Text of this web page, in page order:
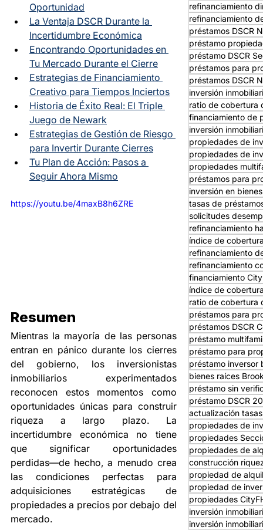
Oportunidad
La Ventaja DSCR Durante la
Incertidumbre Económica
Encontrando Oportunidades en
Tu Mercado Durante el Cierre
Estrategias de Financiamiento
Creativo para Tiempos Inciertos
Historia de Éxito Real: El Triple
Juego de Newark
Estrategias de Gestión de Riesgo
para Invertir Durante Cierres
Tu Plan de Acción: Pasos a
Seguir Ahora Mismo
https://youtu.be/4maxB8h6ZRE
Resumen
Mientras la mayoría de las personas
entran en pánico durante los cierres
del gobierno, los inversionistas
inmobiliarios experimentados
reconocen estos momentos como
oportunidades únicas para construir
riqueza a largo plazo. La
incertidumbre económica no tiene
que significar oportunidades
perdidas—de hecho, a menudo crea
las condiciones perfectas para
adquisiciones estratégicas de
propiedades a precios por debajo del
mercado.
refinanciamiento
refinanciamiento
préstamos DSCR
préstamo
préstamo DSCR
préstamos para
préstamos DSCR
inversión
ratio de cobertura
financiamiento de
inversión
propiedades de
propiedades de
propiedades
préstamos para
inversión en
tasas de
solicitudes
refinanciamiento
índice de
refinanciamiento
refinanciamiento
financiamiento
índice de
ratio de cobertura
préstamos para
préstamos DSCR
préstamo
préstamo para
préstamo inversor
bienes raíces
préstamo sin
préstamo DSCR
actualización
propiedades de
propiedades
propiedades de
construcción
propiedad de
propiedad de
propiedades
inversión
inversión